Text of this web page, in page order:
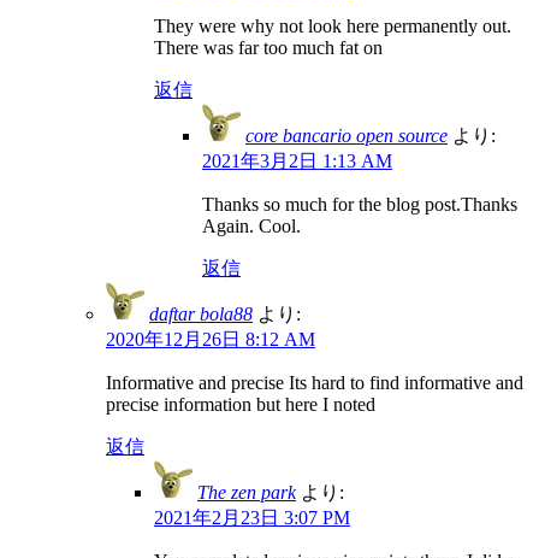
They were why not look here permanently out.
There was far too much fat on
返信
core bancario open source より:
2021年3月2日 1:13 AM
Thanks so much for the blog post.Thanks
Again. Cool.
返信
daftar bola88 より:
2020年12月26日 8:12 AM
Informative and precise Its hard to find informative and
precise information but here I noted
返信
The zen park より:
2021年2月23日 3:07 PM